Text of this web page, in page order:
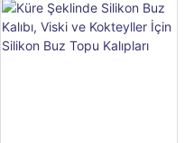
Buz Kalıpları,
Dondurulmuş Kokteyl Ve
Viski İçin Buz Kalıbı